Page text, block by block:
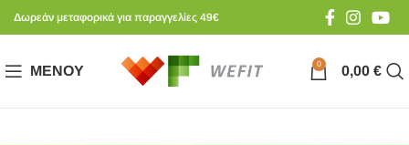
Δωρεάν μεταφορικά για παραγγελίες 49€
ΜΕΝΟΎ 0 0,00 €